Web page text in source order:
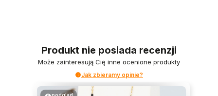
Produkt nie posiada recenzji
Może zainteresują Cię inne ocenione produkty
Jak zbieramy opinie?
podgląd